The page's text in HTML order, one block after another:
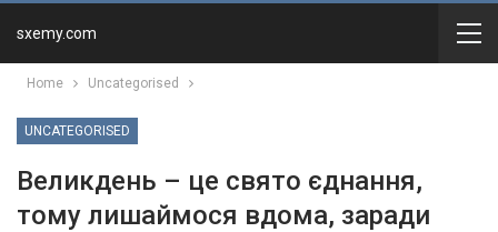
sxemy.com
Home Uncategorised
UNCATEGORISED
Великдень – це свято єднання,
тому лишаймося вдома, заради